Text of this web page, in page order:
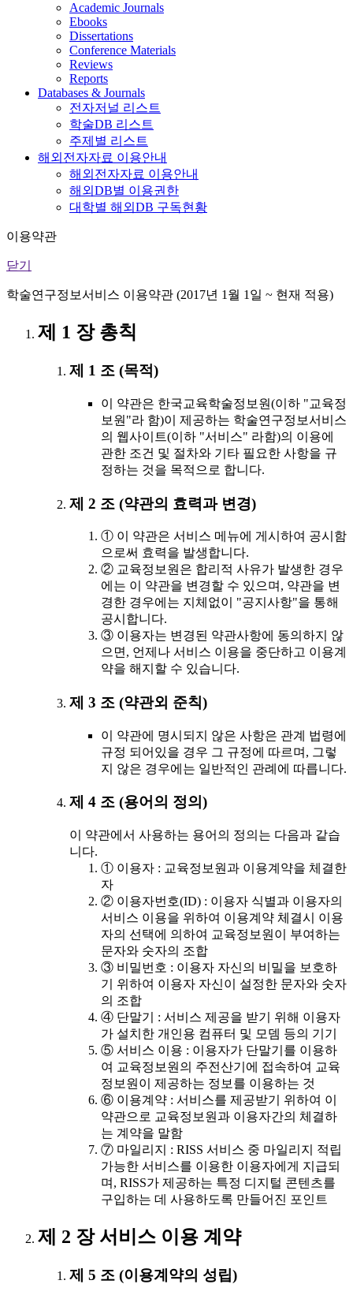
Academic Journals
Ebooks
Dissertations
Conference Materials
Reviews
Reports
Databases & Journals
전자저널 리스트
학술DB 리스트
주제별 리스트
해외전자자료 이용안내
해외전자자료 이용안내
해외DB별 이용권한
대학별 해외DB 구독현황
이용약관
닫기
학술연구정보서비스 이용약관 (2017년 1월 1일 ~ 현재 적용)
제 1 장 총칙
제 1 조 (목적)
이 약관은 한국교육학술정보원(이하 "교육정
보원"라 함)이 제공하는 학술연구정보서비스
의 웹사이트(이하 "서비스" 라함)의 이용에
관한 조건 및 절차와 기타 필요한 사항을 규
정하는 것을 목적으로 합니다.
제 2 조 (약관의 효력과 변경)
① 이 약관은 서비스 메뉴에 게시하여 공시함
으로써 효력을 발생합니다.
② 교육정보원은 합리적 사유가 발생한 경우
에는 이 약관을 변경할 수 있으며, 약관을 변
경한 경우에는 지체없이 "공지사항"을 통해
공시합니다.
③ 이용자는 변경된 약관사항에 동의하지 않
으면, 언제나 서비스 이용을 중단하고 이용계
약을 해지할 수 있습니다.
제 3 조 (약관외 준칙)
이 약관에 명시되지 않은 사항은 관계 법령에
규정 되어있을 경우 그 규정에 따르며, 그렇
지 않은 경우에는 일반적인 관례에 따릅니다.
제 4 조 (용어의 정의)
이 약관에서 사용하는 용어의 정의는 다음과 같습
니다.
① 이용자 : 교육정보원과 이용계약을 체결한
자
② 이용자번호(ID) : 이용자 식별과 이용자의
서비스 이용을 위하여 이용계약 체결시 이용
자의 선택에 의하여 교육정보원이 부여하는
문자와 숫자의 조합
③ 비밀번호 : 이용자 자신의 비밀을 보호하
기 위하여 이용자 자신이 설정한 문자와 숫자
의 조합
④ 단말기 : 서비스 제공을 받기 위해 이용자
가 설치한 개인용 컴퓨터 및 모뎀 등의 기기
⑤ 서비스 이용 : 이용자가 단말기를 이용하
여 교육정보원의 주전산기에 접속하여 교육
정보원이 제공하는 정보를 이용하는 것
⑥ 이용계약 : 서비스를 제공받기 위하여 이
약관으로 교육정보원과 이용자간의 체결하
는 계약을 말함
⑦ 마일리지 : RISS 서비스 중 마일리지 적립
가능한 서비스를 이용한 이용자에게 지급되
며, RISS가 제공하는 특정 디지털 콘텐츠를
구입하는 데 사용하도록 만들어진 포인트
제 2 장 서비스 이용 계약
제 5 조 (이용계약의 성립)